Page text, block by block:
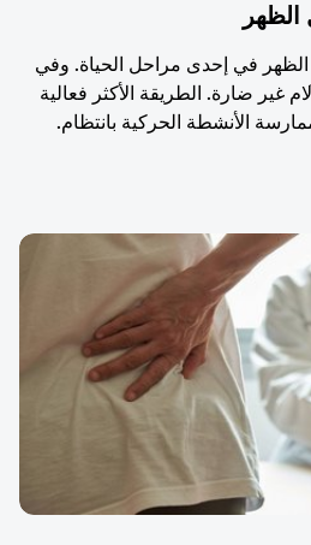
الظهر في إحدى مراحل الحياة. وفي
غير ضارة. الطريقة الأكثر فعالية
الأنشطة الحركية بانتظام.